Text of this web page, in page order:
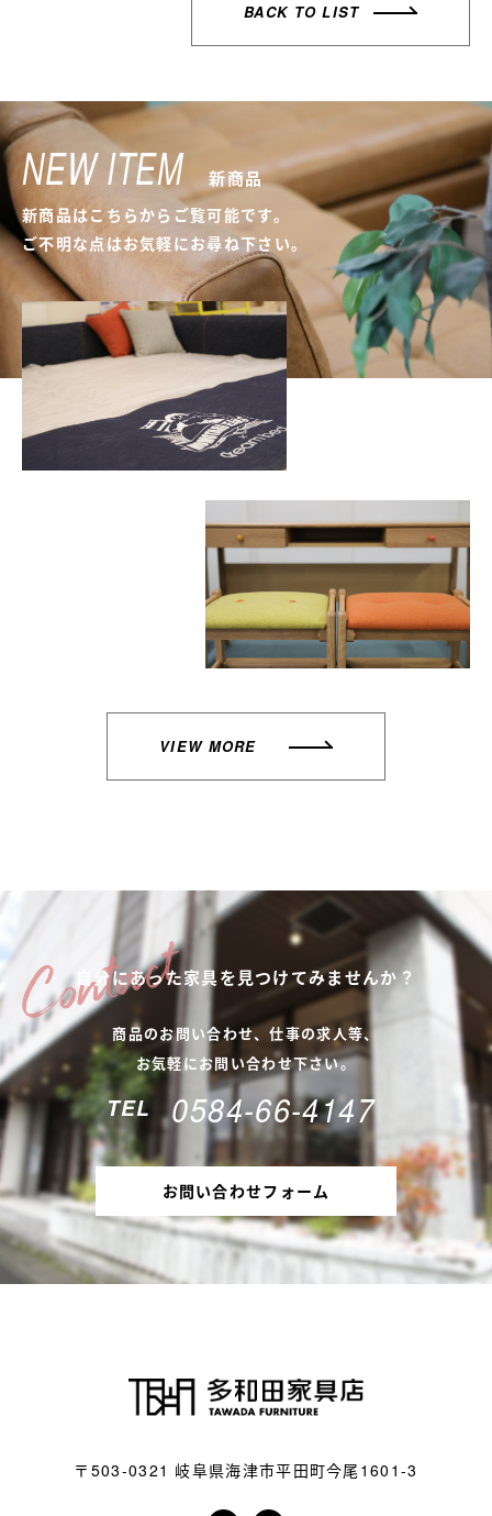
BACK TO LIST
NEW ITEM 新商品
新商品はこちらからご覧可能です。
ご不明な点はお気軽にお尋ね下さい。
VIEW MORE
自分にあった家具を見つけてみませんか？
商品のお問い合わせ、仕事の求人等、
お気軽にお問い合わせ下さい。
TEL 0584-66-4147
お問い合わせフォーム
〒503-0321 岐阜県海津市平田町今尾1601-3